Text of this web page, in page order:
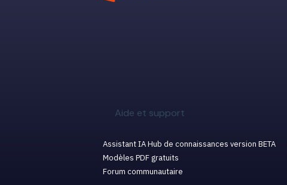
Aide et support
Assistant IA Hub de connaissances version BETA
Modèles PDF gratuits
Forum communautaire